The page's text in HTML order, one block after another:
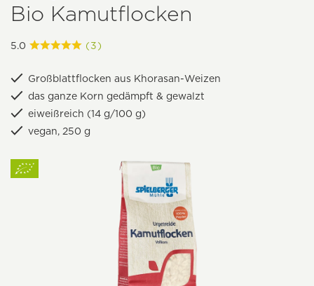
Bio Kamutflocken
5.0 (3)
Großblattflocken aus Khorasan-Weizen
das ganze Korn gedämpft & gewalzt
eiweißreich (14 g/100 g)
vegan, 250 g